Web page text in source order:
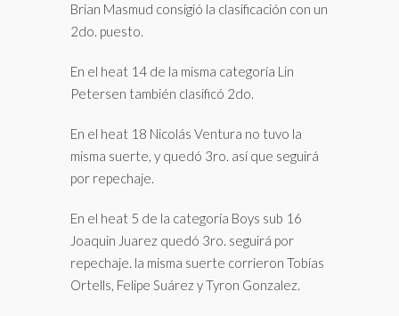
Brian Masmud consigió la clasificación con un
2do. puesto.
En el heat 14 de la misma categoría Lin
Petersen también clasificó 2do.
En el heat 18 Nicolás Ventura no tuvo la
misma suerte, y quedó 3ro. así que seguirá
por repechaje.
En el heat 5 de la categoría Boys sub 16
Joaquin Juarez quedó 3ro. seguirá por
repechaje. la misma suerte corrieron Tobías
Ortells, Felipe Suárez y Tyron Gonzalez.